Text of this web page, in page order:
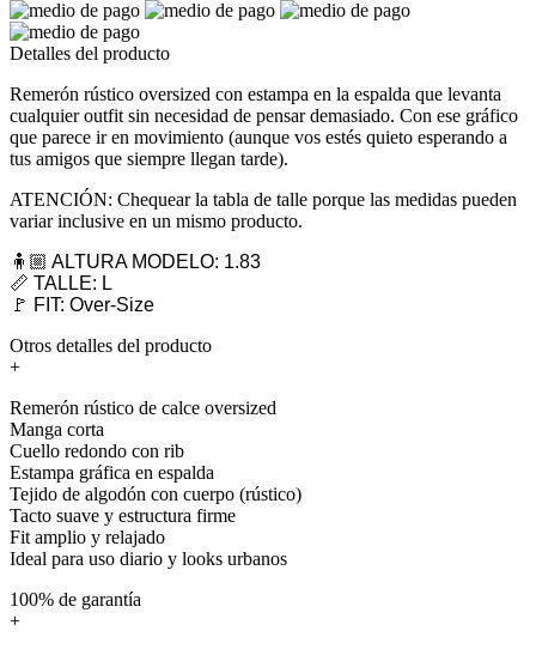
Detalles del producto
Remerón rústico oversized con estampa en la espalda que levanta
cualquier outfit sin necesidad de pensar demasiado. Con ese gráfico
que parece ir en movimiento (aunque vos estés quieto esperando a
tus amigos que siempre llegan tarde).
ATENCIÓN: Chequear la tabla de talle porque las medidas pueden
variar inclusive en un mismo producto.
🧍🏼 ALTURA MODELO: 1.83
📏 TALLE: L
🚩 FIT: Over-Size
Otros detalles del producto
+
Remerón rústico de calce oversized
Manga corta
Cuello redondo con rib
Estampa gráfica en espalda
Tejido de algodón con cuerpo (rústico)
Tacto suave y estructura firme
Fit amplio y relajado
Ideal para uso diario y looks urbanos
100% de garantía
+